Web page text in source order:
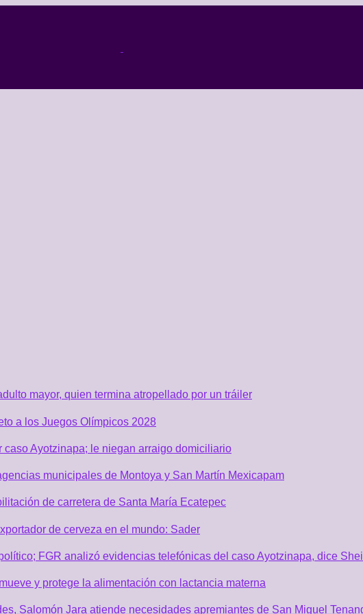
mayor, quien termina atropellado por un tráiler
a los Juegos Olímpicos 2028
Ayotzinapa; le niegan arraigo domiciliario
municipales de Montoya y San Martín Mexicapam
de carretera de Santa María Ecatepec
de cerveza en el mundo: Sader
FGR analizó evidencias telefónicas del caso Ayotzinapa, dice
y protege la alimentación con lactancia materna
Salomón Jara atiende necesidades apremiantes de San Miguel